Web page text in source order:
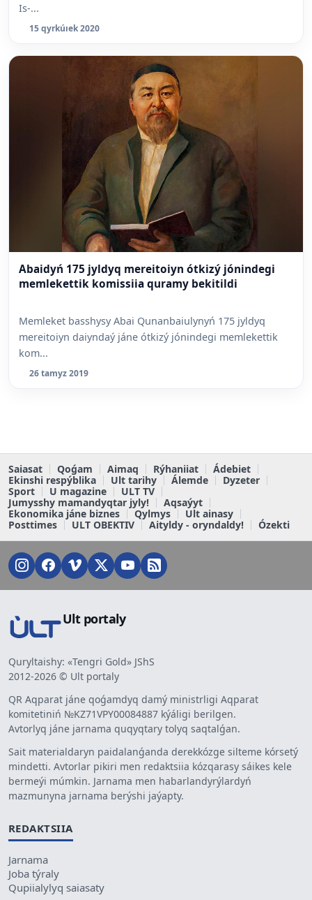
Is-...
15 qyrkúıek 2020
Abaidyń 175 jyldyq mereitoiyn ótkizý jónindegi
memlekettik komissiia quramy bekitildi
Memleket basshysy Abai Qunanbaiulynyń 175 jyldyq
mereitoiyn daiyndaý jáne ótkizý jónindegi memlekettik
kom...
26 tamyz 2019
Saiasat Qoǵam Aimaq Rýhaniiat
Ádebiet
Ekinshi respýblika
Ult tarihy Álemde
Dyzeter
Sport
U magazine
ULT TV
Jumysshy mamandyqtar jyly!
Aqsaýyt
Ekonomika jáne biznes
Qylmys
Ult ainasy
Posttimes
ULT OBEKTIV Aityldy - oryndaldy! Ózekti
Ult portaly
Quryltaishy: «Tengri Gold» JShS
2012-2026 © Ult portaly
QR Aqparat jáne qoǵamdyq damý ministrligi Aqparat
komitetiniń №KZ71VPY00084887 kýáligi berilgen.
Avtorlyq jáne jarnama quqyqtary tolyq saqtalǵan.
Sait materialdaryn paidalanǵanda derekkózge silteme kórsetý
mindetti. Avtorlar pikiri men redaktsiia kózqarasy sáikes kele
bermeýi múmkin. Jarnama men habarlandyrýlardyń
mazmunyna jarnama berýshi jaýapty.
REDAKTSIIA
Jarnama
Joba týraly
Qupiialylyq saiasaty